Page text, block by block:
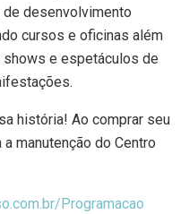
desenvolvimento
cursos e oficinas além
shows e espetáculos de
história! Ao comprar seu
manutenção do Centro
Programacao